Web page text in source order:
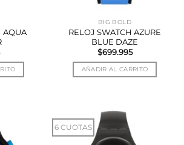
AQUA
BIG BOLD
RELOJ SWATCH AZURE
BLUE DAZE
$699.995
AÑADIR AL CARRITO
6 CUOTAS